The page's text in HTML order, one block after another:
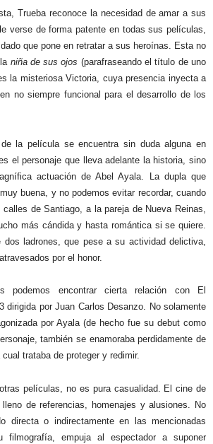
Trueba reconoce la necesidad de amar a sus
verse de forma patente en todas sus películas,
que pone en retratar a sus heroínas. Esta no
niña de sus ojos (parafraseando el título de uno
la misteriosa Victoria, cuya presencia inyecta a
no siempre funcional para el desarrollo de los
la película se encuentra sin duda alguna en
el personaje que lleva adelante la historia, sino
actuación de Abel Ayala. La dupla que
buena, y no podemos evitar recordar, cuando
de Santiago, a la pareja de Nueva Reinas,
más cándida y hasta romántica si se quiere.
ladrones, que pese a su actividad delictiva,
por el honor.
podemos encontrar cierta relación con El
dirigida por Juan Carlos Desanzo. No solamente
por Ayala (de hecho fue su debut como
también se enamoraba perdidamente de
trataba de proteger y redimir.
películas, no es pura casualidad. El cine de
lleno de referencias, homenajes y alusiones. No
directa o indirectamente en las mencionadas
filmografía, empuja al espectador a suponer